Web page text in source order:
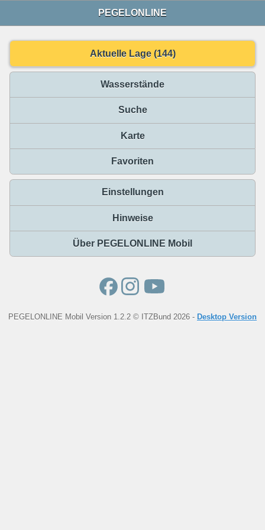
PEGELONLINE
Aktuelle Lage (144)
Wasserstände
Suche
Karte
Favoriten
Einstellungen
Hinweise
Über PEGELONLINE Mobil
PEGELONLINE Mobil Version 1.2.2 © ITZBund 2026 - Desktop Version